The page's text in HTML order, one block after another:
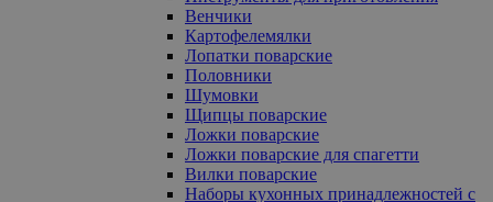
Венчики
Картофелемялки
Лопатки поварские
Половники
Шумовки
Щипцы поварские
Ложки поварские
Ложки поварские для спагетти
Вилки поварские
Наборы кухонных принадлежностей с